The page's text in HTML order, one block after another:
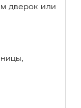
дверок или